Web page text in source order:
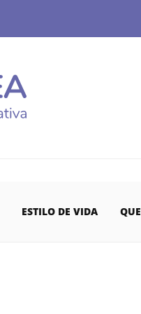
ESTILO DE VIDA